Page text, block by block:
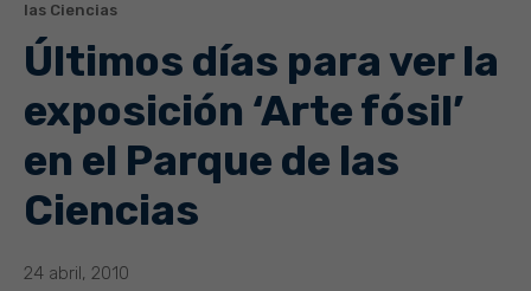
las Ciencias
Últimos días para ver la
exposición ‘Arte fósil’
en el Parque de las
Ciencias
24 abril, 2010